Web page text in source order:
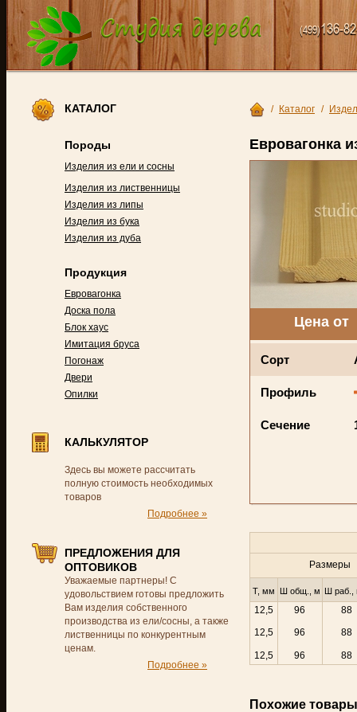
(499)136-
КАТАЛОГ
Породы
Изделия из ели и сосны
Изделия из лиственницы
Изделия из липы
Изделия из бука
Изделия из дуба
Продукция
Евровагонка
Доска пола
Блок хаус
Имитация бруса
Погонаж
Двери
Опилки
КАЛЬКУЛЯТОР
Здесь вы можете рассчитать
полную стоимость необходимых
товаров
Подробнее »
ПРЕДЛОЖЕНИЯ ДЛЯ
ОПТОВИКОВ
Уважаемые партнеры! С
удовольствием готовы предложить
Вам изделия собственного
производства из ели/сосны, а также
лиственницы по конкурентным
ценам.
Подробнее »
/ Каталог /
Евровагонка
Цена от
Сорт
Профиль
Сечение
Размеры
Т, мм Ш общ., м Ш раб.,
12,5 96
88
12,5
96 88
12,5 96 88
Похожие товары